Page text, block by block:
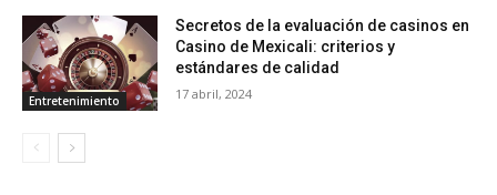
Entretenimiento
Secretos de la evaluación de casinos en
Casino de Mexicali: сriterios y
estándares de calidad
17 abril, 2024